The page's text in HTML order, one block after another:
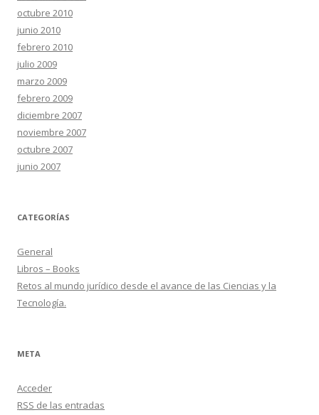
octubre 2010
junio 2010
febrero 2010
julio 2009
marzo 2009
febrero 2009
diciembre 2007
noviembre 2007
octubre 2007
junio 2007
CATEGORÍAS
General
Libros – Books
Retos al mundo jurídico desde el avance de las Ciencias y la
Tecnología.
META
Acceder
RSS de las entradas